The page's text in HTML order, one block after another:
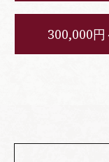
300,000円